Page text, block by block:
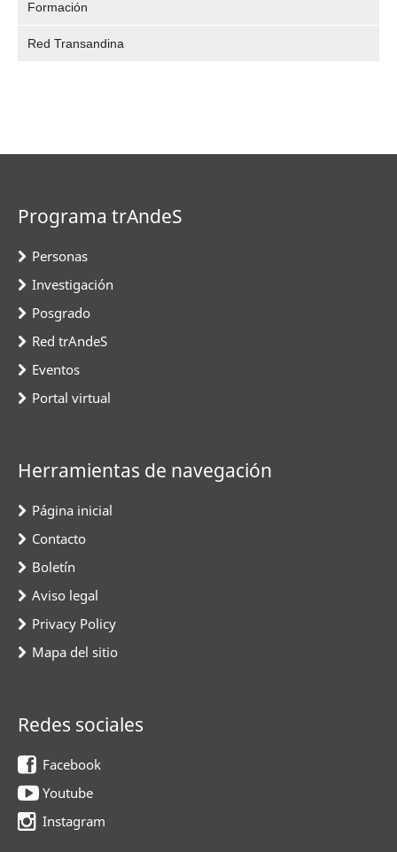
Formación
Red Transandina
Programa trAndeS
Personas
Investigación
Posgrado
Red trAndeS
Eventos
Portal virtual
Herramientas de navegación
Página inicial
Contacto
Boletín
Aviso legal
Privacy Policy
Mapa del sitio
Redes sociales
Facebook
Youtube
Instagram